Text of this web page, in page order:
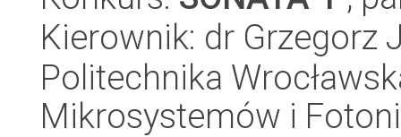
Kierownik: dr Grzegorz
Politechnika
Mikrosystemów i